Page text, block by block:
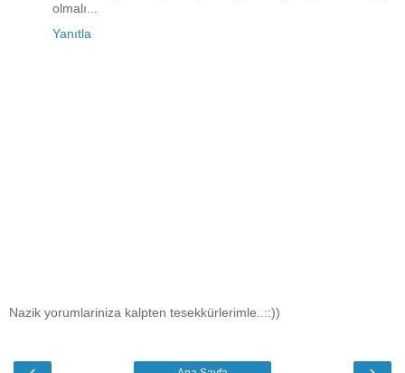
olmalı...
Yanıtla
Nazik yorumlariniza kalpten tesekkürlerimle..::))